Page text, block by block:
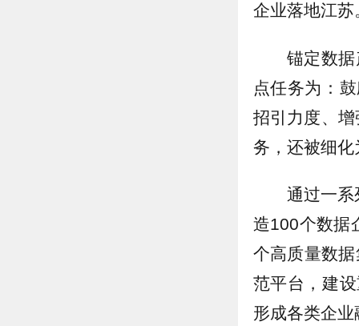
企业落地江苏
锚定数
点任务为：
招引力度、
务，还被细
通过一
造100个数据
个高质量数
范平台，建
形成各类企